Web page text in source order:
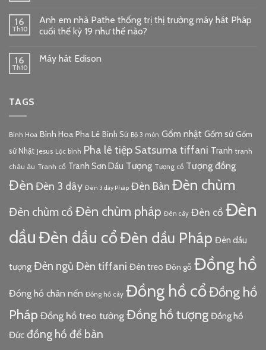
16
Th10
Anh em nhà Pathe thống trị thị trường máy hát Pháp
cuối thế kỷ 19 như thế nào?
16
Th10
Máy hát Edison
TAGS
Bình Hoa Bình Hoa Pha Lê Bình Sứ Bộ 3 món Gốm nhật Gốm sứ Gốm
sứ Nhật Jesus Lộc bình Pha lê tiệp Satsuma tiffani Tranh tranh
châu âu Tranh cổ Tranh Sơn Dầu Tượng Tượng cổ Tượng đồng
Đèn Đèn 3 dây Đèn 3 dây Pháp Đèn Bàn Đèn chùm
Đèn chùm cổ Đèn chùm pháp Đèn cây Đèn cổ Đèn
dầuĐèn dầu cổĐèn dầu Pháp Đèn dầu
tượng Đèn ngủ Đèn tiffani Đèn treo Đôn gỗ Đồng hồ
Đồng hồ chân nến Đồng hồ cây Đồng hồ cổĐồng hồ
Pháp Đồng hồ treo tường Đồng hồ tượng Đồng hồ
Đức đồng hồ để bàn